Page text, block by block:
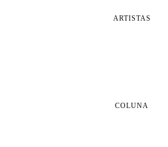
ARTISTAS
COLUNA